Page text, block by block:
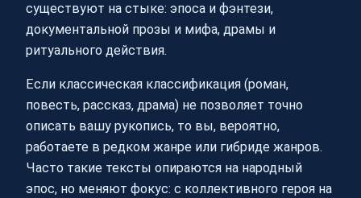
существуют на стыке: эпоса и фэнтези,
документальной прозы и мифа, драмы и
ритуального действия.
Если классическая классификация (роман,
повесть, рассказ, драма) не позволяет точно
описать вашу рукопись, то вы, вероятно,
работаете в редком жанре или гибриде жанров.
Часто такие тексты опираются на народный
эпос, но меняют фокус: с коллективного героя на